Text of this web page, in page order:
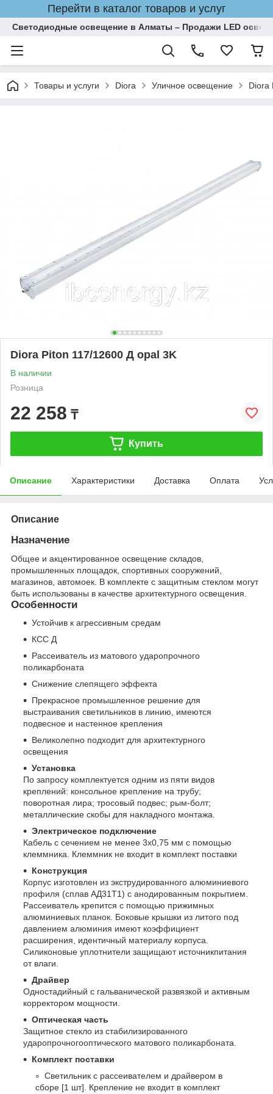
Перейти в каталог товаров и услуг
Светодиодные освещение в Алматы – Продажи LED
Товары и услуги Diora Уличное освещение Diora
Diora Piton 117/12600 Д opal 3K
В наличии
Розница
22 258 ₸
Купить
Описание Характеристики Доставка Оплата
Описание
Назначение
Общее и акцентированное освещение складов,
промышленных площадок, спортивных сооружений,
магазинов, автомоек. В комплекте с защитным стеклом могут
быть использованы в качестве архитектурного освещения.
Особенности
Устойчив к агрессивным средам
КСС Д
Рассеиватель из матового ударопрочного
поликарбоната
Снижение слепящего эффекта
Прекрасное промышленное решение для
выстраивания светильников в линию, имеются
подвесное и настенное крепления
Великолепно подходит для архитектурного
освещения
Установка
По запросу комплектуется одним из пяти видов
креплений: консольное крепление на трубу;
поворотная лира; тросовый подвес; рым-болт;
металлические скобы для накладного монтажа.
Электрическое подключение
Кабель с сечением не менее 3х0,75 мм с помощью
клеммника. Клеммник не входит в комплект поставки
Конструкция
Корпус изготовлен из экструдированного алюминиевого
профиля (сплав АД31Т1) с анодированным покрытием.
Рассеиватель крепится с помощью прижимных
алюминиевых планок. Боковые крышки из литого под
давлением алюминия имеют коэффициент
расширения, идентичный материалу корпуса.
Силиконовые уплотнители защищают источникпитания
от влаги.
Драйвер
Одностадийный с гальванической развязкой и активным
корректором мощности.
Оптическая часть
Защитное стекло из стабилизированного
ударопрочногооптического матового поликарбоната.
Комплект поставки
Светильник с рассеивателем и драйвером в
сборе [1 шт]. Крепление не входит в комплект